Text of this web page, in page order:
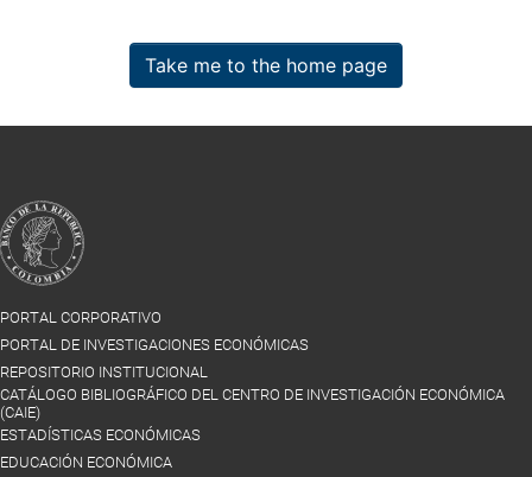
Take me to the home page
PORTAL CORPORATIVO
PORTAL DE INVESTIGACIONES ECONÓMICAS
REPOSITORIO INSTITUCIONAL
CATÁLOGO BIBLIOGRÁFICO DEL CENTRO DE INVESTIGACIÓN ECONÓMICA
(CAIE)
ESTADÍSTICAS ECONÓMICAS
EDUCACIÓN ECONÓMICA